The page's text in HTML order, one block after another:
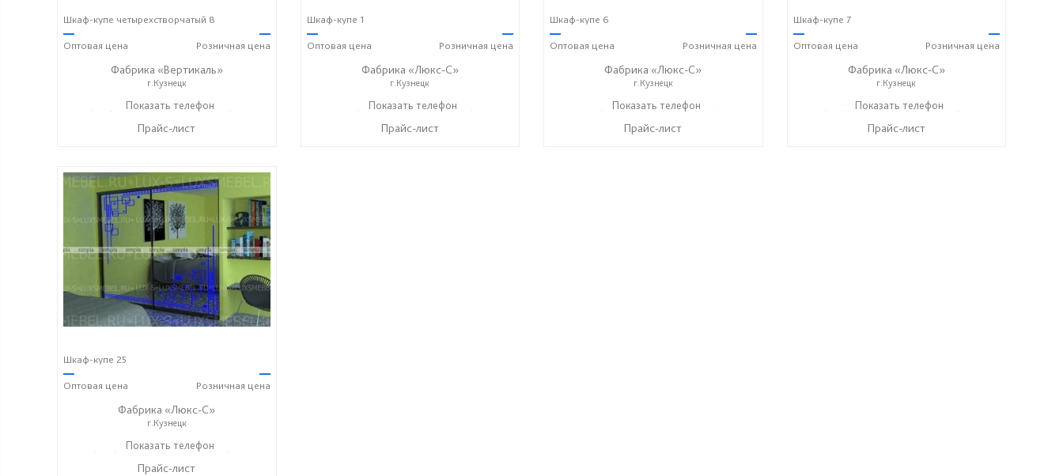
Шкаф-купе четырехстворчатый 8
—
Оптовая цена
—
Розничная цена
Фабрика «Вертикаль»
г.Кузнецк
+7 (927) 38-059-88 ☎+7 (927) 38-003-77
Показать телефон
Прайс-лист
Шкаф-купе 1
—
Оптовая цена
—
Розничная цена
Фабрика «Люкс-С»
г.Кузнецк
+ 7 (999) 748-11-11 ☎+7 (927) 286-06-63
Показать телефон
Прайс-лист
Шкаф-купе 6
—
Оптовая цена
—
Розничная цена
Фабрика «Люкс-С»
г.Кузнецк
+ 7 (999) 748-11-11 ☎+7 (927) 286-06-63
Показать телефон
Прайс-лист
Шкаф-купе 7
—
Оптовая цена
—
Розничная цена
Фабрика «Люкс-С»
г.Кузнецк
+ 7 (999) 748-11-11 ☎+7 (927) 286-06-63
Показать телефон
Прайс-лист
Шкаф-купе 25
—
Оптовая цена
—
Розничная цена
Фабрика «Люкс-С»
г.Кузнецк
+ 7 (999) 748-11-11 ☎+7 (927) 286-06-63
Показать телефон
Прайс-лист